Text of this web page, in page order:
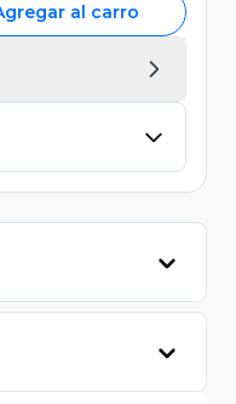
al carro